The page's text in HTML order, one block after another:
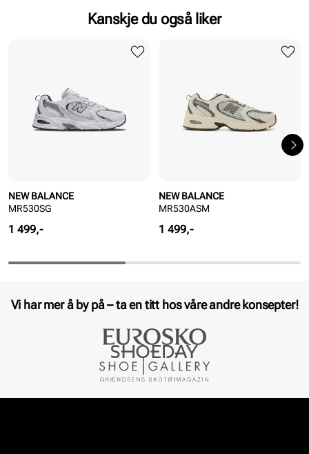
Kanskje du også liker
NEW BALANCE
MR530SG
Pris
1 499,-
NEW BALANCE
MR530ASM
Pris
1 499,-
Vi har mer å by på – ta en titt hos våre andre konsepter!